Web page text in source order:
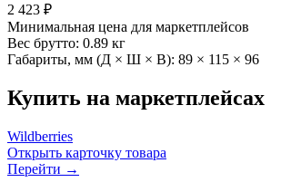
2 423 ₽
Минимальная цена для маркетплейсов
Вес брутто: 0.89 кг
Габариты, мм (Д × Ш × В): 89 × 115 × 96
Купить на маркетплейсах
Wildberries
Открыть карточку товара
Перейти →